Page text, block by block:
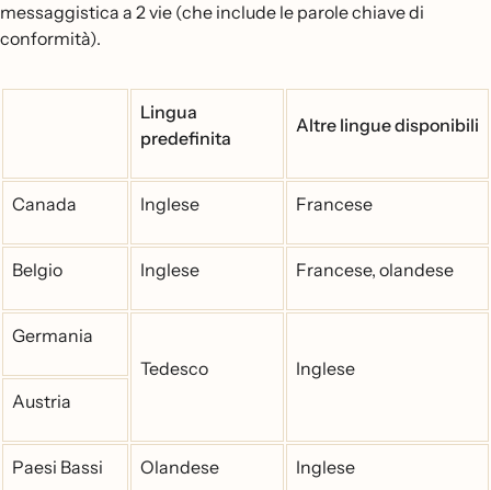
messaggistica a 2 vie (che include le parole chiave di
conformità).
Lingua
predefinita
Altre lingue disponibili
Canada Inglese Francese
Belgio Inglese Francese, olandese
Germania
Tedesco
Inglese
Austria
Paesi Bassi Olandese Inglese